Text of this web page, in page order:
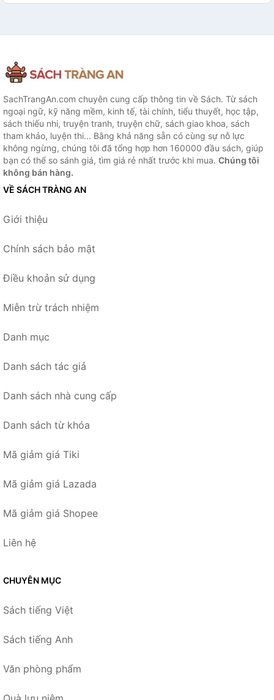
SachTrangAn.com chuyên cung cấp thông tin về Sách. Từ sách
ngoại ngữ, kỹ năng mềm, kinh tế, tài chính, tiểu thuyết, học tập,
sách thiếu nhi, truyện tranh, truyện chữ, sách giao khoa, sách
tham khảo, luyện thi... Bằng khả năng sẵn có cùng sự nỗ lực
không ngừng, chúng tôi đã tổng hợp hơn 160000 đầu sách, giúp
bạn có thể so sánh giá, tìm giá rẻ nhất trước khi mua. Chúng tôi
không bán hàng.
VỀ SÁCH TRÀNG AN
Giới thiệu
Chính sách bảo mật
Điều khoản sử dụng
Miễn trừ trách nhiệm
Danh mục
Danh sách tác giả
Danh sách nhà cung cấp
Danh sách từ khóa
Mã giảm giá Tiki
Mã giảm giá Lazada
Mã giảm giá Shopee
Liên hệ
CHUYÊN MỤC
Sách tiếng Việt
Sách tiếng Anh
Văn phòng phẩm